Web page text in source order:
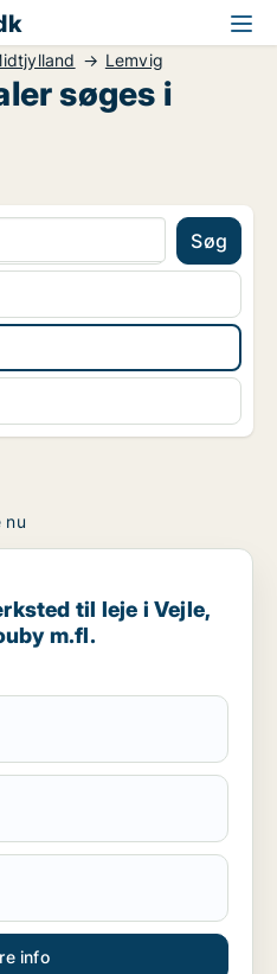
Lemvig
søges i
Søg
nu
til leje i Vejle, Juelsminde eller
til leje i Vejle,
m.fl.
info